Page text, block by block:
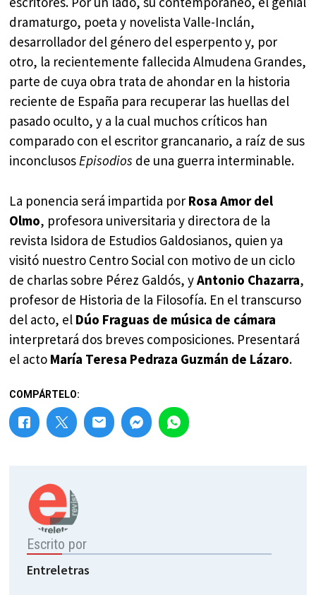
dramaturgo, poeta y novelista Valle-Inclán,
desarrollador del género del esperpento y, por
otro, la recientemente fallecida Almudena Grandes,
parte de cuya obra trata de ahondar en la historia
reciente de España para recuperar las huellas del
pasado oculto, y a la cual muchos críticos han
comparado con el escritor grancanario, a raíz de sus
inconclusosEpisodios de una guerra interminable.
La ponencia será impartida por Rosa Amor del
Olmo, profesora universitaria y directora de la
revista Isidora de Estudios Galdosianos, quien ya
visitó nuestro Centro Social con motivo de un ciclo
de charlas sobre Pérez Galdós, yAntonio Chazarra,
profesor de Historia de la Filosofía. En el transcurso
del acto, el Dúo Fraguas de música de cámara
interpretará dos breves composiciones. Presentará
el acto María Teresa Pedraza Guzmán de Lázaro.
COMPÁRTELO:
Escrito por
Entreletras